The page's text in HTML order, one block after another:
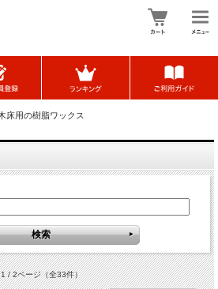
床用の樹脂ワックス
1 / 2ページ（全33件）